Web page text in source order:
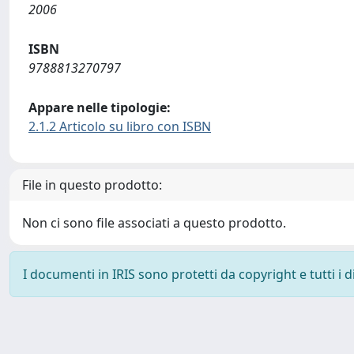
2006
ISBN
9788813270797
Appare nelle tipologie:
2.1.2 Articolo su libro con ISBN
File in questo prodotto:
Non ci sono file associati a questo prodotto.
I documenti in IRIS sono protetti da copyright e tutti i